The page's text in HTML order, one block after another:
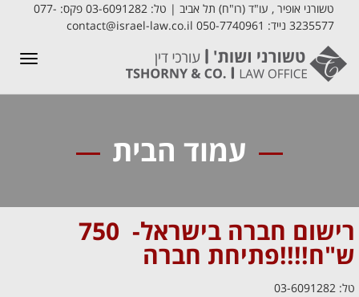
טשורני אופיר , עו"ד (רו"ח) תל אביב | טל: 03-6091282 פקס: 077-
3235577 נייד: 050-7740961 contact@israel-law.co.il
עמוד הבית
רישום חברה בישראל- 750
ש"ח!!!!פתיחת חברה
טל: 03-6091282